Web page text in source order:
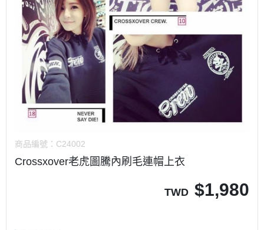
商品編號： C24002
Crossxover老虎圖騰內刷毛連帽上衣
TWD $1,980